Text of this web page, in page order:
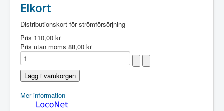
Elkort
Distributionskort för strömförsörjning
Pris 110,00 kr
Pris utan moms 88,00 kr
Mer information